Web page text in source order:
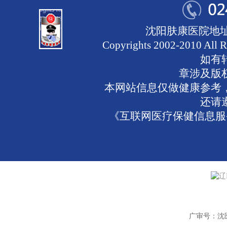
沈阳肤康医院地
Copyrights 2002-2010 All
如有
章涉及版
本网站信息仅做健康参考
还请
《互联网医疗保健信息
辽
广审号：沈